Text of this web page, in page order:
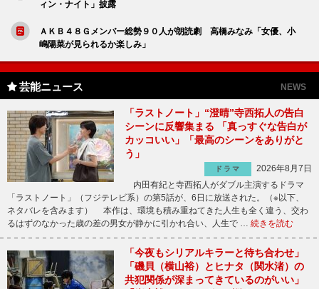
ィン・ナイト」披露
ＡＫＢ４８Ｇメンバー総勢９０人が朗読劇 高橋みなみ「女優、小
嶋陽菜が見られるか楽しみ」
芸能ニュース NEWS
「ラストノート」“澄晴”寺西拓人の告白
シーンに反響集まる 「真っすぐな告白が
カッコいい」「最高のシーンをありがと
う」
ドラマ
2026年8月7日
内田有紀と寺西拓人がダブル主演するドラマ
「ラストノート」（フジテレビ系）の第5話が、6日に放送された。（※以下、
ネタバレを含みます） 本作は、環境も積み重ねてきた人生も全く違う、交わ
るはずのなかった歳の差の男女が静かに引かれ合い、人生で … 続きを読む
「今夜もシリアルキラーと待ち合わせ」
「磯貝（横山裕）とヒナタ（関水渚）の
共犯関係が深まってきているのがいい」